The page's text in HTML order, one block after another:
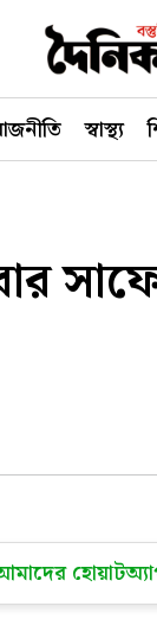
স্বাস্থ্য